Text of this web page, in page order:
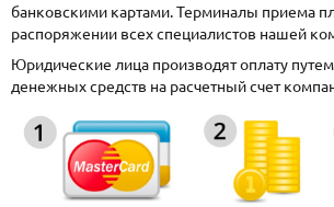
банковскими картами. Терминалы приема
распоряжении всех специалистов нашей
Юридические лица производят оплату
денежных средств на расчетный счет